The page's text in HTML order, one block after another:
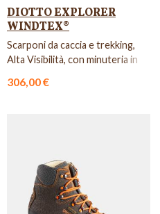
DIOTTO EXPLORER
WINDTEX®
Scarponi da caccia e trekking,
Alta Visibilità, con minuteria in
306,00 €